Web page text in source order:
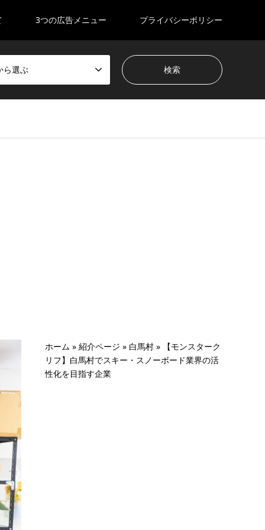
3つの広告メニュー プライバシーポリシー
ら選ぶ
ホーム » 紹介ページ » 白馬村 » 【モンスターク
リフ】白馬村でスキー・スノーボード業界の活
性化を目指す企業